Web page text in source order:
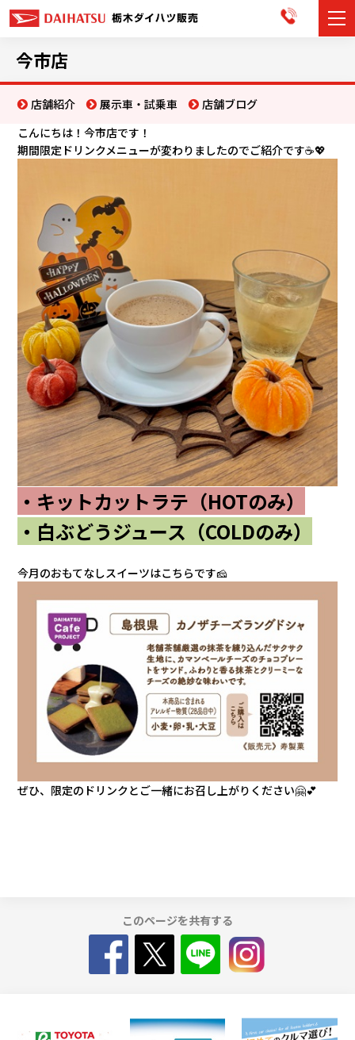
展示車・試乗車
ご購入者サポート
アフターサポート
会社情報
カタ
リコ
お問
今市店
店舗紹介 展示車・試乗車
店舗ブログ
こんにちは！今市店です！
期間限定ドリンクメニューが変わりましたのでご紹介です☕💖
・キットカットラテ（HOTのみ）
・白ぶどうジュース（COLDのみ）
今月のおもてなしスイーツはこちらです🧀
ぜひ、限定のドリンクとご一緒にお召し上がりください🤗💕
このページを共有する